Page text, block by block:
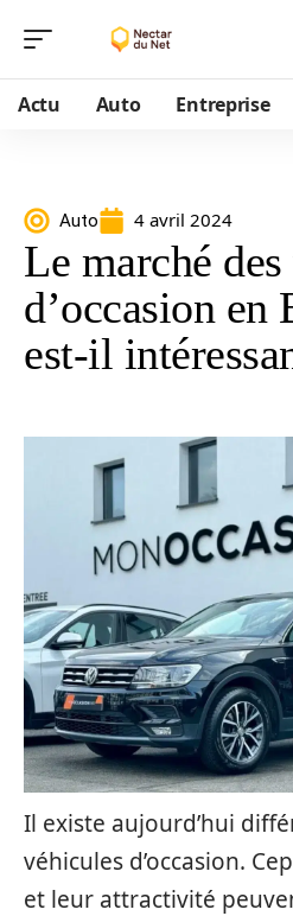
Actu Auto Entreprise
Auto 4 avril 2024
Le marché
d’occasion en
est-il
Il existe aujourd’hui
véhicules d’occasion.
et leur attractivité